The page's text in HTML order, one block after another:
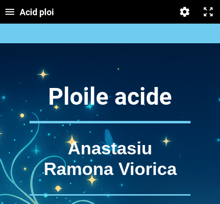
Acid ploi
Ploile acide
Anastasiu
Ramona Viorica